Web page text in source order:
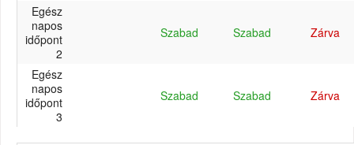
Egész
napos
időpont
2
Szabad Szabad Zárva
Egész
napos
időpont
3
Szabad Szabad Zárva